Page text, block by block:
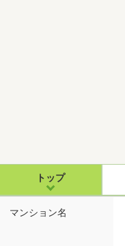
トップ
マンション名